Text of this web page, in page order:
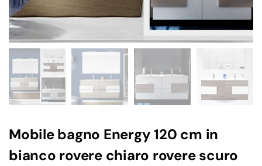
Mobile bagno Energy 120 cm in
bianco rovere chiaro rovere scuro